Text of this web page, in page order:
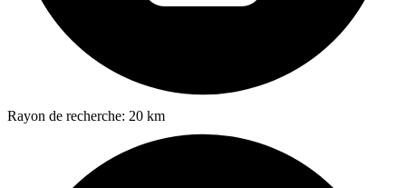
Rayon de recherche: 20 km